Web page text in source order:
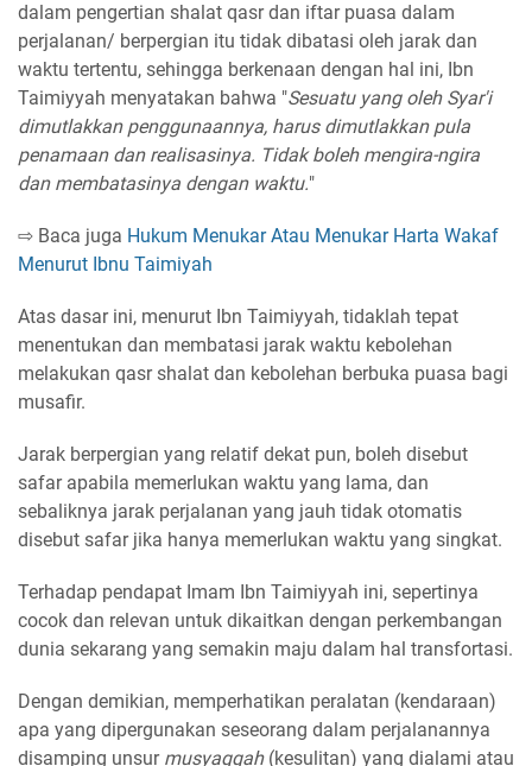
dalam pengertian shalat qasr dan iftar puasa dalam
perjalanan/ berpergian itu tidak dibatasi oleh jarak dan
waktu tertentu, sehingga berkenaan dengan hal ini, Ibn
Taimiyyah menyatakan bahwa "Sesuatu yang oleh Syar'i
dimutlakkan penggunaannya, harus dimutlakkan pula
penamaan dan realisasinya. Tidak boleh mengira-ngira
dan membatasinya dengan waktu."
⇨ Baca juga Hukum Menukar Atau Menukar Harta Wakaf
Menurut Ibnu Taimiyah
Atas dasar ini, menurut Ibn Taimiyyah, tidaklah tepat
menentukan dan membatasi jarak waktu kebolehan
melakukan qasr shalat dan kebolehan berbuka puasa bagi
musafir.
Jarak berpergian yang relatif dekat pun, boleh disebut
safar apabila memerlukan waktu yang lama, dan
sebaliknya jarak perjalanan yang jauh tidak otomatis
disebut safar jika hanya memerlukan waktu yang singkat.
Terhadap pendapat Imam Ibn Taimiyyah ini, sepertinya
cocok dan relevan untuk dikaitkan dengan perkembangan
dunia sekarang yang semakin maju dalam hal transfortasi.
Dengan demikian, memperhatikan peralatan (kendaraan)
apa yang dipergunakan seseorang dalam perjalanannya
disamping unsur musyaqqah(kesulitan) yang dialami atau